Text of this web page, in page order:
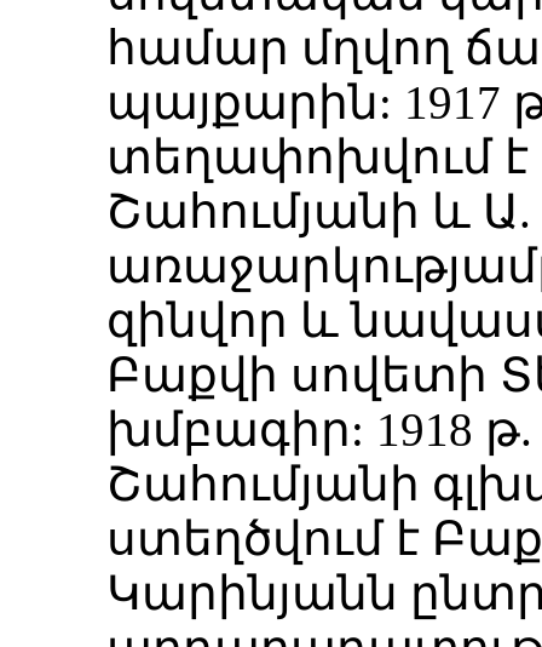
համար մղվող
պայքարին: 1917
տեղափոխվում է
Շահումյանի և
զինվոր և
Բաքվի սովետի
խմբագիր: 1918
Շահումյանի
ստեղծվում է
Կարինյանն